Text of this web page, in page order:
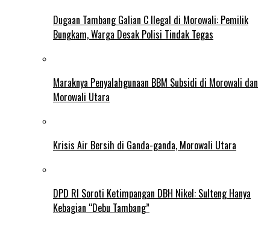
Dugaan Tambang Galian C Ilegal di Morowali: Pemilik
Bungkam, Warga Desak Polisi Tindak Tegas
Maraknya Penyalahgunaan BBM Subsidi di Morowali dan
Morowali Utara
Krisis Air Bersih di Ganda-ganda, Morowali Utara
DPD RI Soroti Ketimpangan DBH Nikel: Sulteng Hanya
Kebagian “Debu Tambang”